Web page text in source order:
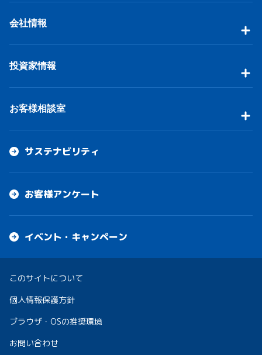
会社情報
投資家情報
お客様相談室
サステナビリティ
お客様アンケート
イベント・キャンペーン
このサイトについて
個人情報保護方針
ブラウザ・OSの推奨環境
お問い合わせ